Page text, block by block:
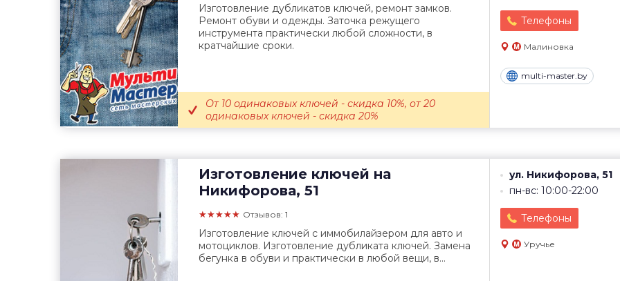
Телефоны
Малиновка
multi-master.by
Изготовление дубликатов ключей, ремонт замков.
Ремонт обуви и одежды. Заточка режущего
инструмента практически любой сложности, в
кратчайшие сроки.
От 10 одинаковых ключей - скидка 10%, от 20
одинаковых ключей - скидка 20%
Изготовление ключей на
Никифорова, 51
★★★★★ Отзывов: 1
ул. Никифорова, 51
пн-вс: 10:00-22:00
Телефоны
Уручье
Изготовление ключей с иммобилайзером для авто и
мотоциклов. Изготовление дубликата ключей. Замена
бегунка в обуви и практически в любой вещи, в...